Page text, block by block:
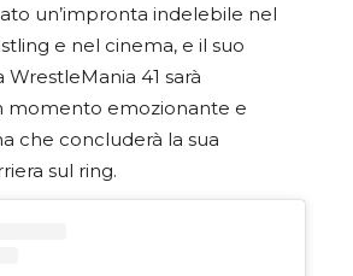
un’impronta indelebile nel
e nel cinema, e il suo
41 sarà
momento emozionante e
che concluderà la sua
sul ring.